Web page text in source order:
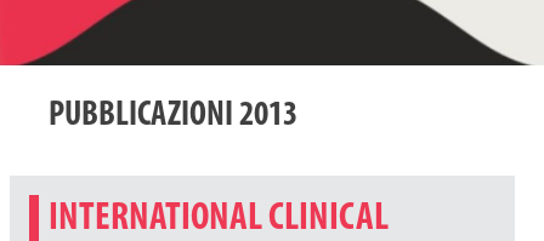
PUBBLICAZIONI 2013
INTERNATIONAL CLINICAL